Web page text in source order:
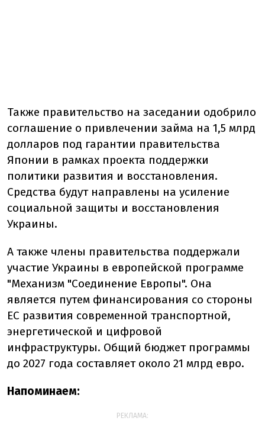
Также правительство на заседании одобрило
соглашение о привлечении займа на 1,5 млрд
долларов под гарантии правительства
Японии в рамках проекта поддержки
политики развития и восстановления.
Средства будут направлены на усиление
социальной защиты и восстановления
Украины.
А также члены правительства поддержали
участие Украины в европейской программе
"Механизм "Соединение Европы". Она
является путем финансирования со стороны
ЕС развития современной транспортной,
энергетической и цифровой
инфраструктуры. Общий бюджет программы
до 2027 года составляет около 21 млрд евро.
Напоминаем:
РЕКЛАМА: